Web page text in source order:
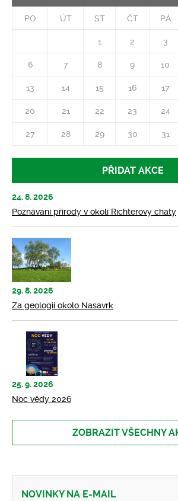
PO ÚT ST ČT PÁ
1 2 3
6 7 8 9 10
13 14 15 16 17
20 21 22 23 24
27 28 29 30 31
PŘIDAT AKCE
24. 8. 2026
Poznávání přírody v okolí Richterovy chaty
29. 8. 2026
Za geologií okolo Nasavrk
25. 9. 2026
Noc vědy 2026
ZOBRAZIT VŠECHNY
NOVINKY NA E-MAIL